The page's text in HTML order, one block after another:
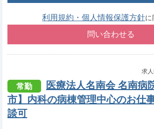
利用規約・個人情報保護方針に
求
常勤
医療法人名南会 名南病
市】内科の病棟管理中心のお仕
談可